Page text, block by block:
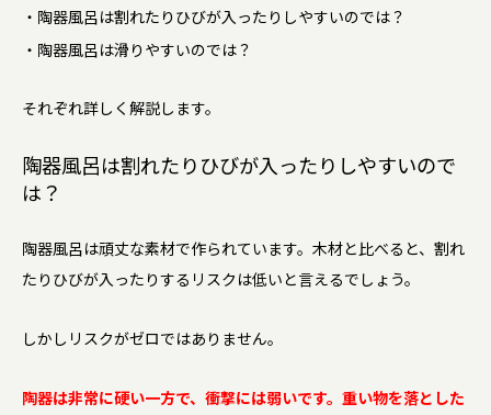
・陶器風呂は割れたりひびが入ったりしやすいのでは？
・陶器風呂は滑りやすいのでは？
それぞれ詳しく解説します。
陶器風呂は割れたりひびが入ったりしやすいので
は？
陶器風呂は頑丈な素材で作られています。木材と比べると、割れ
たりひびが入ったりするリスクは低いと言えるでしょう。
しかしリスクがゼロではありません。
陶器は非常に硬い一方で、衝撃には弱いです。重い物を落とした